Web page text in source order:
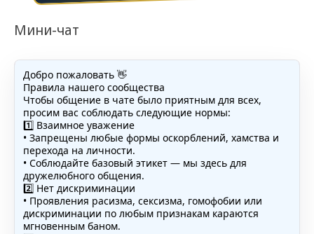
Мини-чат
Добро пожаловать 👋
Правила нашего сообщества
Чтобы общение в чате было приятным для всех,
просим вас соблюдать следующие нормы:
1️⃣ Взаимное уважение
• Запрещены любые формы оскорблений, хамства и
перехода на личности.
• Соблюдайте базовый этикет — мы здесь для
дружелюбного общения.
2️⃣ Нет дискриминации
• Проявления расизма, сексизма, гомофобии или
дискриминации по любым признакам караются
мгновенным баном.